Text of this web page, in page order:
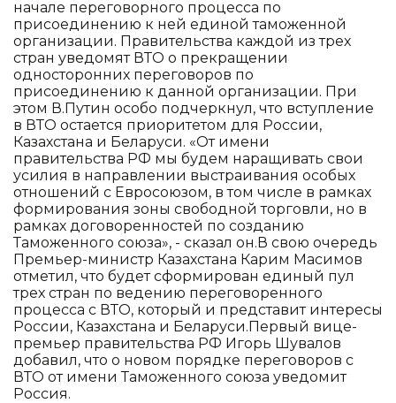
начале переговорного процесса по
присоединению к ней единой таможенной
организации. Правительства каждой из трех
стран уведомят ВТО о прекращении
односторонних переговоров по
присоединению к данной организации. При
этом В.Путин особо подчеркнул, что вступление
в ВТО остается приоритетом для России,
Казахстана и Беларуси. «От имени
правительства РФ мы будем наращивать свои
усилия в направлении выстраивания особых
отношений с Евросоюзом, в том числе в рамках
формирования зоны свободной торговли, но в
рамках договоренностей по созданию
Таможенного союза», - сказал он.В свою очередь
Премьер-министр Казахстана Карим Масимов
отметил, что будет сформирован единый пул
трех стран по ведению переговоренного
процесса с ВТО, который и представит интересы
России, Казахстана и Беларуси.Первый вице-
премьер правительства РФ Игорь Шувалов
добавил, что о новом порядке переговоров с
ВТО от имени Таможенного союза уведомит
Россия.